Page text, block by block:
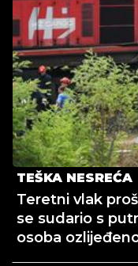
TEŠKA NESREĆA
Teretni vlak
se sudario s
osoba